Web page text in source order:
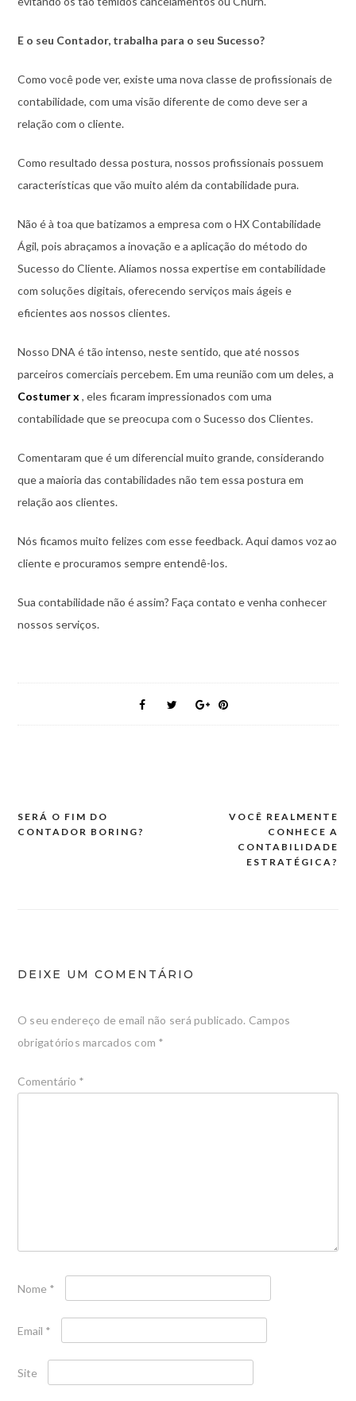
E o seu Contador, trabalha para o seu Sucesso?
Como você pode ver, existe uma nova classe de profissionais de
contabilidade, com uma visão diferente de como deve ser a
relação com o cliente.
Como resultado dessa postura, nossos profissionais possuem
características que vão muito além da contabilidade pura.
Não é à toa que batizamos a empresa com o HX Contabilidade
Ágil, pois abraçamos a inovação e a aplicação do método do
Sucesso do Cliente. Aliamos nossa expertise em contabilidade
com soluções digitais, oferecendo serviços mais ágeis e
eficientes aos nossos clientes.
Nosso DNA é tão intenso, neste sentido, que até nossos
parceiros comerciais percebem. Em uma reunião com um deles, a
Costumer x , eles ficaram impressionados com uma
contabilidade que se preocupa com o Sucesso dos Clientes.
Comentaram que é um diferencial muito grande, considerando
que a maioria das contabilidades não tem essa postura em
relação aos clientes.
Nós ficamos muito felizes com esse feedback. Aqui damos voz ao
cliente e procuramos sempre entendê-los.
Sua contabilidade não é assim? Faça contato e venha conhecer
nossos serviços.
Navegação
SERÁ O FIM DO
CONTADOR BORING?
VOCÊ REALMENTE
CONHECE A
CONTABILIDADE
ESTRATÉGICA?
DEIXE UM COMENTÁRIO
O seu endereço de email não será publicado. Campos
obrigatórios marcados com *
Comentário *
Nome *
Email *
Site